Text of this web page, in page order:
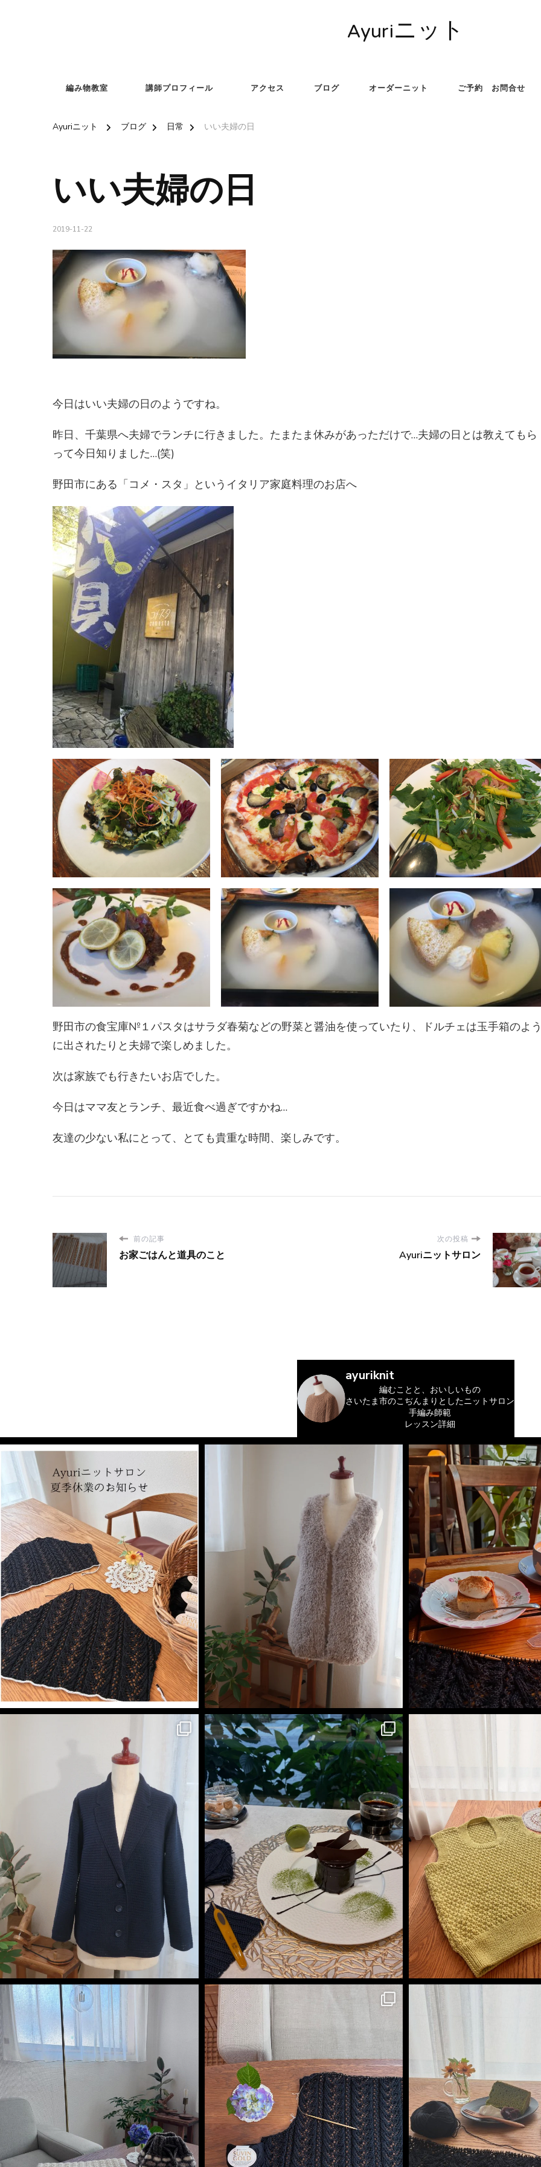
Ayuriニット
編み物教室 講師プロフィール アクセス ブログ オーダーニット ご予約 お問合せ
Ayuriニット ブログ 日常 いい夫婦の日
いい夫婦の日
2019-11-22
今日はいい夫婦の日のようですね。
昨日、千葉県へ夫婦でランチに行きました。たまたま休みがあっただけで…夫婦の日とは教えてもら
って今日知りました…(笑)
野田市にある「コメ・スタ」というイタリア家庭料理のお店へ
野田市の食宝庫№１パスタはサラダ春菊などの野菜と醤油を使っていたり、ドルチェは玉手箱のよ
に出されたりと夫婦で楽しめました。
次は家族でも行きたいお店でした。
今日はママ友とランチ、最近食べ過ぎですかね…
友達の少ない私にとって、とても貴重な時間、楽しみです。
前の記事
お家ごはんと道具のこと
次の投稿
Ayuriニットサロン
ayuriknit
編むことと、おいしいもの
さいたま市のこぢんまりとしたニットサロン
手編み師範
レッスン詳細